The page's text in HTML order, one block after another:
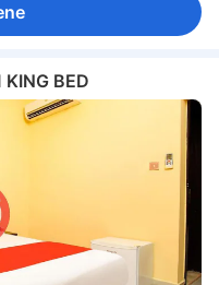
KING BED